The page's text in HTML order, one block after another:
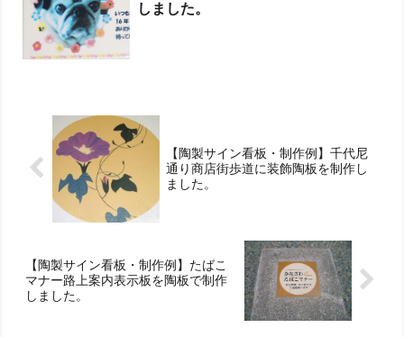
しました。
【陶製サイン看板・制作例】千代尼
通り商店街歩道に装飾陶板を制作し
ました。
【陶製サイン看板・制作例】たばこ
マナー路上案内表示板を陶板で制作
しました。